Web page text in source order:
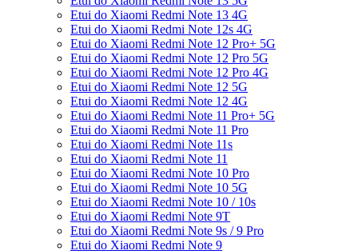
Etui do Xiaomi Redmi Note 13 4G
Etui do Xiaomi Redmi Note 12s 4G
Etui do Xiaomi Redmi Note 12 Pro+ 5G
Etui do Xiaomi Redmi Note 12 Pro 5G
Etui do Xiaomi Redmi Note 12 Pro 4G
Etui do Xiaomi Redmi Note 12 5G
Etui do Xiaomi Redmi Note 12 4G
Etui do Xiaomi Redmi Note 11 Pro+ 5G
Etui do Xiaomi Redmi Note 11 Pro
Etui do Xiaomi Redmi Note 11s
Etui do Xiaomi Redmi Note 11
Etui do Xiaomi Redmi Note 10 Pro
Etui do Xiaomi Redmi Note 10 5G
Etui do Xiaomi Redmi Note 10 / 10s
Etui do Xiaomi Redmi Note 9T
Etui do Xiaomi Redmi Note 9s / 9 Pro
Etui do Xiaomi Redmi Note 9